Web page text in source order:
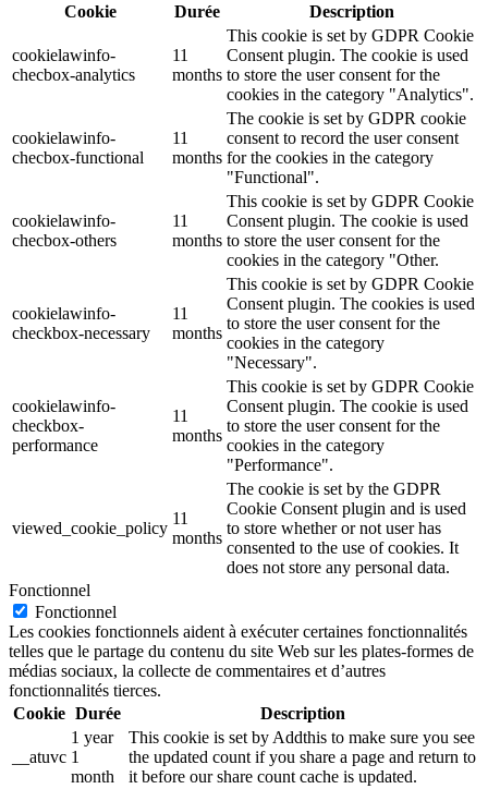
Cookie
Durée Description
cookielawinfo-
checbox-analytics
11
months
This cookie is set by GDPR Cookie
Consent plugin. The cookie is used
to store the user consent for the
cookies in the category "Analytics".
cookielawinfo-
checbox-functional
11
months
The cookie is set by GDPR cookie
consent to record the user consent
for the cookies in the category
"Functional".
cookielawinfo-
checbox-others
11
months
This cookie is set by GDPR Cookie
Consent plugin. The cookie is used
to store the user consent for the
cookies in the category "Other.
cookielawinfo-
checkbox-necessary
11
months
This cookie is set by GDPR Cookie
Consent plugin. The cookies is used
to store the user consent for the
cookies in the category
"Necessary".
cookielawinfo-
checkbox-
performance
11
months
This cookie is set by GDPR Cookie
Consent plugin. The cookie is used
to store the user consent for the
cookies in the category
"Performance".
viewed_cookie_policy
11
months
The cookie is set by the GDPR
Cookie Consent plugin and is used
to store whether or not user has
consented to the use of cookies. It
does not store any personal data.
Fonctionnel
Fonctionnel
Les cookies fonctionnels aident à exécuter certaines fonctionnalités
telles que le partage du contenu du site Web sur les plates-formes de
médias sociaux, la collecte de commentaires et d’autres
fonctionnalités tierces.
Cookie Durée Description
__atuvc
1 year
1
month
This cookie is set by Addthis to make sure you see
the updated count if you share a page and return to
it before our share count cache is updated.